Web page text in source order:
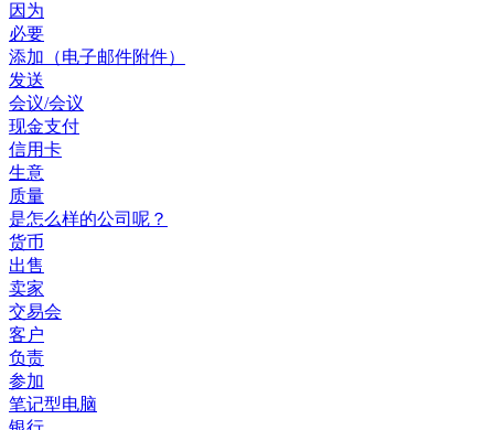
因为
必要
添加（电子邮件附件）
发送
会议/会议
现金支付
信用卡
生意
质量
是怎么样的公司呢？
货币
出售
卖家
交易会
客户
负责
参加
笔记型电脑